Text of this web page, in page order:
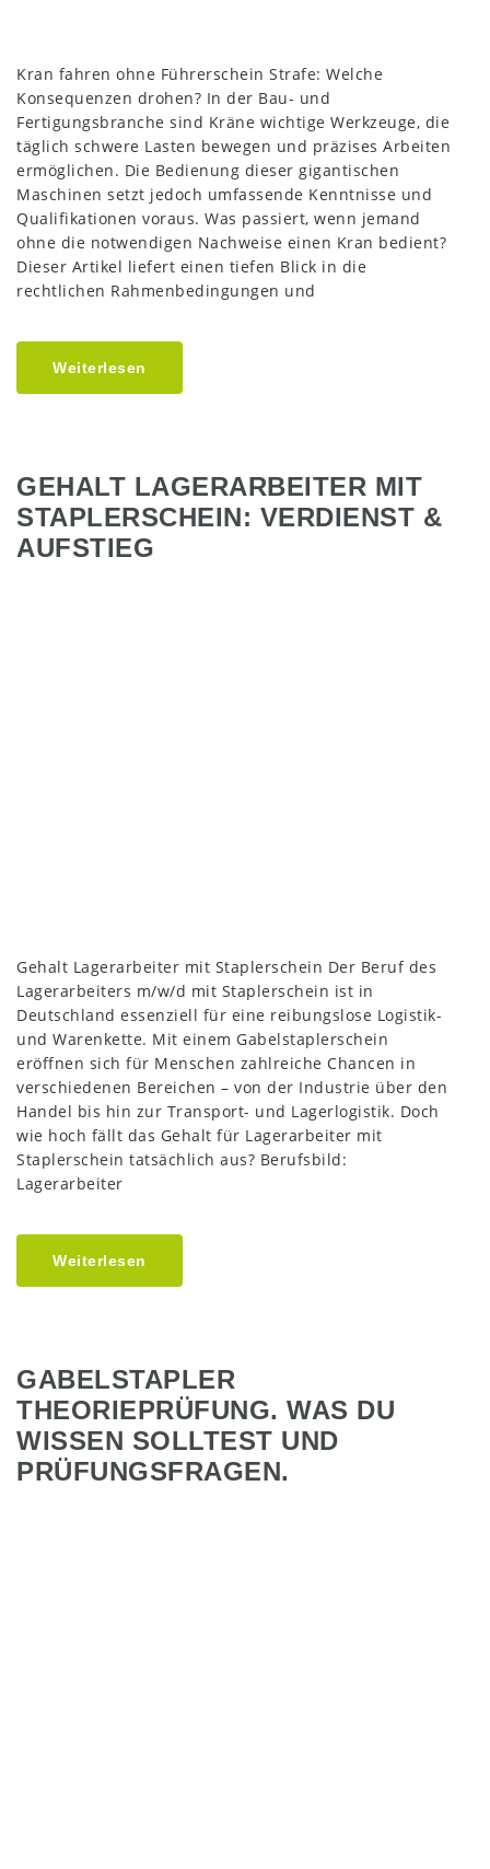
Kran fahren ohne Führerschein Strafe: Welche
Konsequenzen drohen? In der Bau- und
Fertigungsbranche sind Kräne wichtige Werkzeuge, die
täglich schwere Lasten bewegen und präzises Arbeiten
ermöglichen. Die Bedienung dieser gigantischen
Maschinen setzt jedoch umfassende Kenntnisse und
Qualifikationen voraus. Was passiert, wenn jemand
ohne die notwendigen Nachweise einen Kran bedient?
Dieser Artikel liefert einen tiefen Blick in die
rechtlichen Rahmenbedingungen und
Weiterlesen
GEHALT LAGERARBEITER MIT
STAPLERSCHEIN: VERDIENST &
AUFSTIEG
Gehalt Lagerarbeiter mit Staplerschein Der Beruf des
Lagerarbeiters m/w/d mit Staplerschein ist in
Deutschland essenziell für eine reibungslose Logistik-
und Warenkette. Mit einem Gabelstaplerschein
eröffnen sich für Menschen zahlreiche Chancen in
verschiedenen Bereichen – von der Industrie über den
Handel bis hin zur Transport- und Lagerlogistik. Doch
wie hoch fällt das Gehalt für Lagerarbeiter mit
Staplerschein tatsächlich aus? Berufsbild:
Lagerarbeiter
Weiterlesen
GABELSTAPLER
THEORIEPRÜFUNG. WAS DU
WISSEN SOLLTEST UND
PRÜFUNGSFRAGEN.